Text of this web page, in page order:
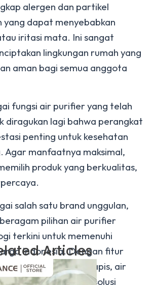
alergen dan partikel
yang dapat menyebabkan
iritasi mata. Ini sangat
lingkungan rumah yang
aman bagi semua anggota
fungsi air purifier yang telah
diragukan lagi bahwa perangkat
penting untuk kesehatan
Agar manfaatnya maksimal,
produk yang berkualitas,
salah satu brand unggulan,
pilihan air purifier
terkini untuk memenuhi
Indonesia. Dengan fitur
penyaringan berlapis, air
dapat menjadi solusi
Articles